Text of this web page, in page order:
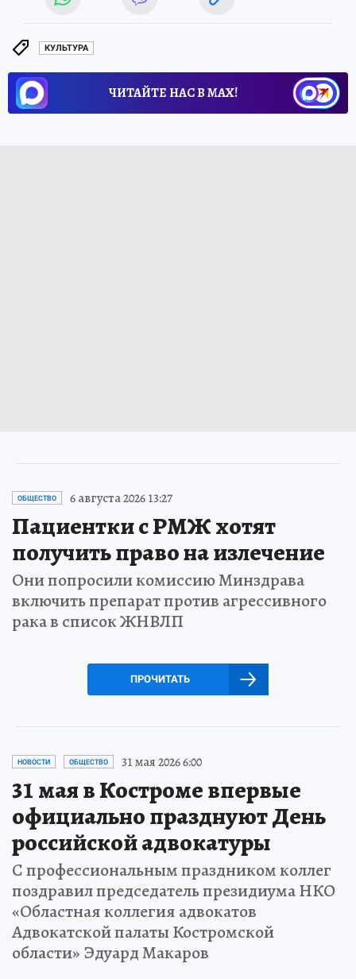
КУЛЬТУРА
ЧИТАЙТЕ НАС В МАХ!
ОБЩЕСТВО 6 августа 2026 13:27
Пациентки с РМЖ хотят
получить право на излечение
Они попросили комиссию Минздрава
включить препарат против агрессивного
рака в список ЖНВЛП
ПРОЧИТАТЬ
НОВОСТИ ОБЩЕСТВО 31 мая 2026 6:00
31 мая в Костроме впервые
официально празднуют День
российской адвокатуры
С профессиональным праздником коллег
поздравил председатель президиума НКО
«Областная коллегия адвокатов
Адвокатской палаты Костромской
области» Эдуард Макаров